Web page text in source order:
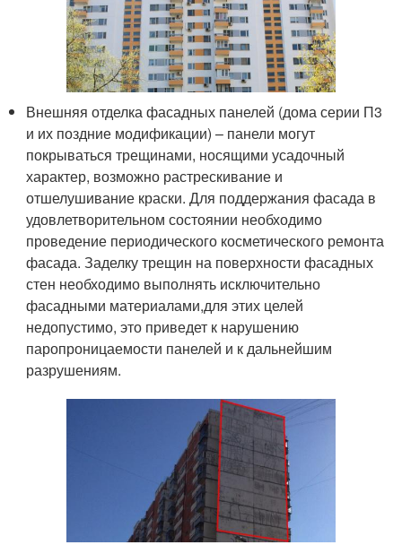
Внешняя отделка фасадных панелей (дома серии П3
и их поздние модификации) – панели могут
покрываться трещинами, носящими усадочный
характер, возможно растрескивание и
отшелушивание краски. Для поддержания фасада в
удовлетворительном состоянии необходимо
проведение периодического косметического ремонта
фасада. Заделку трещин на поверхности фасадных
стен необходимо выполнять исключительно
фасадными материалами,для этих целей
недопустимо, это приведет к нарушению
паропроницаемости панелей и к дальнейшим
разрушениям.